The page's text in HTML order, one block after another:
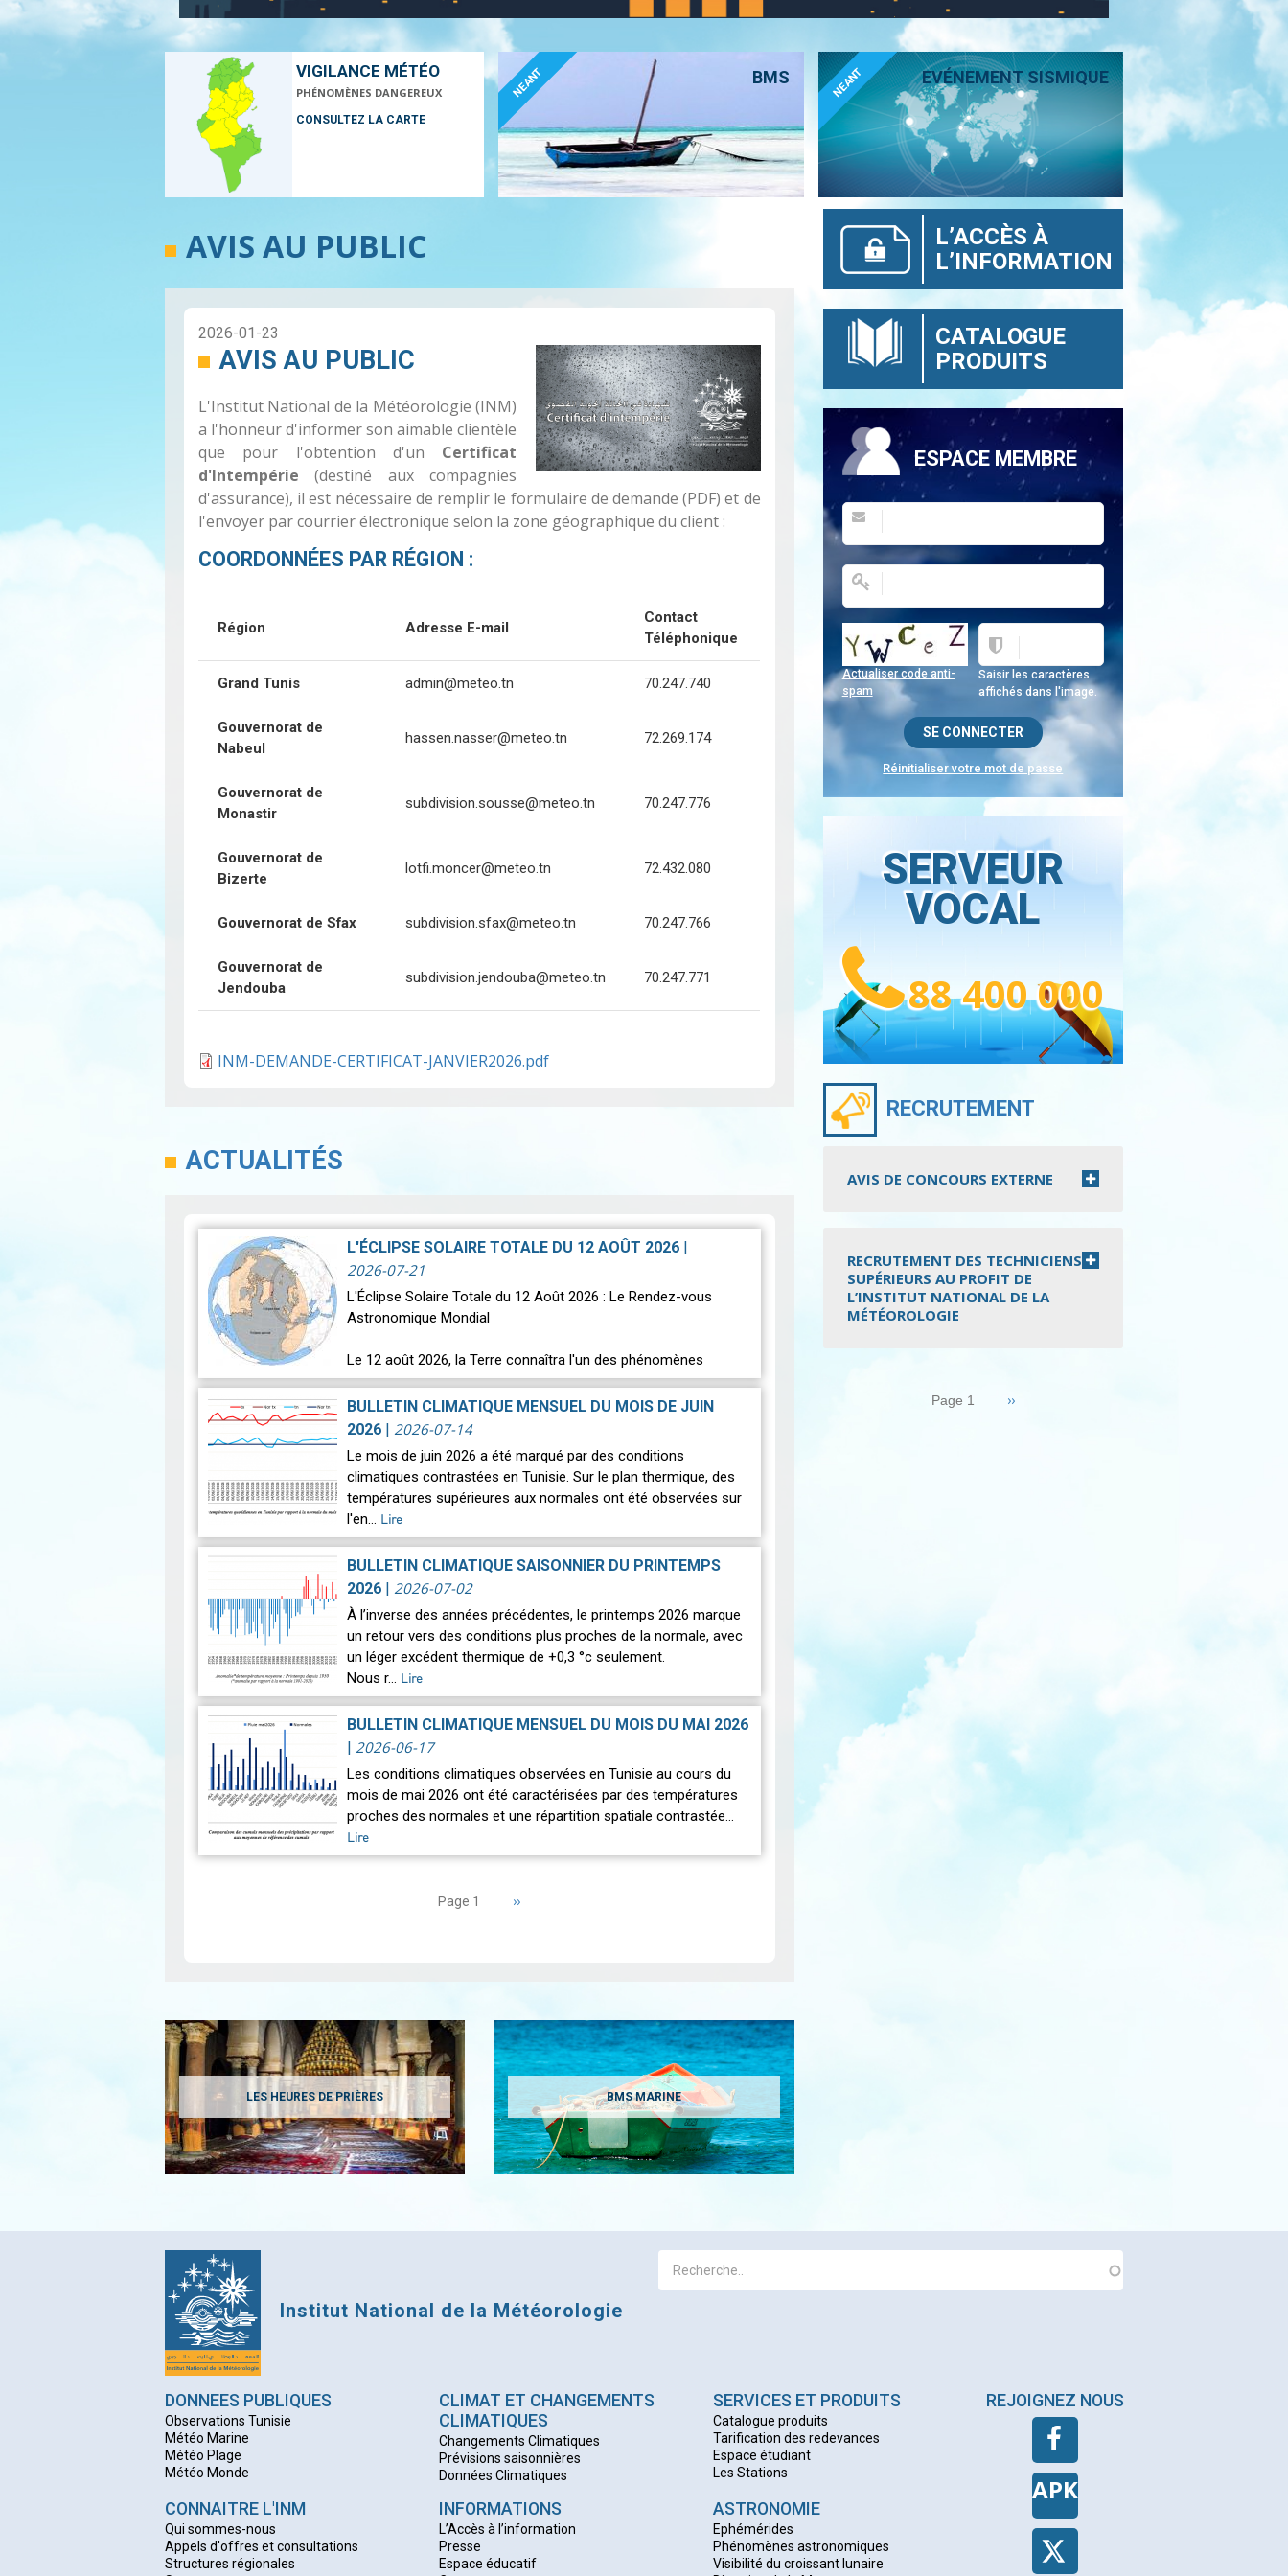
VIGILANCE MÉTÉO
PHÉNOMÈNES DANGEREUX
CONSULTEZ LA CARTE
BMS
NEANT EVÉNEMENT SISMIQUE
NEANT
AVIS AU PUBLIC
2026-01-23
AVIS AU PUBLIC
L'Institut National de la Météorologie (INM)
a l'honneur d'informer son aimable clientèle
que pour l'obtention d'un Certificat
d'Intempérie (destiné aux compagnies
d'assurance), il est nécessaire de remplir le formulaire de demande (PDF) et de
l'envoyer par courrier électronique selon la zone géographique du client :
COORDONNÉES PAR RÉGION :
Région Adresse E-mail
Contact
Téléphonique
Grand Tunis admin@meteo.tn 70.247.740
Gouvernorat de
Nabeul
hassen.nasser@meteo.tn 72.269.174
Gouvernorat de
Monastir
subdivision.sousse@meteo.tn 70.247.776
Gouvernorat de
Bizerte
lotfi.moncer@meteo.tn 72.432.080
Gouvernorat de Sfax subdivision.sfax@meteo.tn 70.247.766
Gouvernorat de
Jendouba
subdivision.jendouba@meteo.tn 70.247.771
INM-DEMANDE-CERTIFICAT-JANVIER2026.pdf
ACTUALITÉS
L'ÉCLIPSE SOLAIRE TOTALE DU 12 AOÛT 2026 |
2026-07-21
L'Éclipse Solaire Totale du 12 Août 2026 : Le Rendez-vous
Astronomique Mondial
Le 12 août 2026, la Terre connaîtra l'un des phénomènes
astronomiques les plus spectaculaires : une…Lire
BULLETIN CLIMATIQUE MENSUEL DU MOIS DE JUIN
2026 | 2026-07-14
Le mois de juin 2026 a été marqué par des conditions
climatiques contrastées en Tunisie. Sur le plan thermique, des
températures supérieures aux normales ont été observées sur
l'en… Lire
BULLETIN CLIMATIQUE SAISONNIER DU PRINTEMPS
2026 | 2026-07-02
À l’inverse des années précédentes, le printemps 2026 marque
un retour vers des conditions plus proches de la normale, avec
un léger excédent thermique de +0,3 °c seulement.
Nous r… Lire
BULLETIN CLIMATIQUE MENSUEL DU MOIS DU MAI 2026
| 2026-06-17
Les conditions climatiques observées en Tunisie au cours du
mois de mai 2026 ont été caractérisées par des températures
proches des normales et une répartition spatiale contrastée…
Lire
Page 1 Page
››
LES HEURES DE PRIÈRES BMS MARINE
L’ACCÈS À
L’INFORMATION
CATALOGUE
PRODUITS
ESPACE MEMBRE
Saisir les caractères
affichés dans l'image.
Actualiser code anti-
spam
Réinitialiser votre mot de passe
SERVEUR
VOCAL
88 400 000
RECRUTEMENT
AVIS DE CONCOURS EXTERNE
RECRUTEMENT DES TECHNICIENS
SUPÉRIEURS AU PROFIT DE
L’INSTITUT NATIONAL DE LA
MÉTÉOROLOGIE
Page 1 Page
››
Institut National de la Météorologie
DONNEES PUBLIQUES
Observations Tunisie
Météo Marine
Météo Plage
Météo Monde
CLIMAT ET CHANGEMENTS
CLIMATIQUES
Changements Climatiques
Prévisions saisonnières
Données Climatiques
SERVICES ET PRODUITS
Catalogue produits
Tarification des redevances
Espace étudiant
Les Stations
CONNAITRE L'INM
Qui sommes-nous
Appels d'offres et consultations
Structures régionales
INFORMATIONS
L’Accès à l’information
Presse
Espace éducatif
ASTRONOMIE
Ephémérides
Phénomènes astronomiques
Visibilité du croissant lunaire
REJOIGNEZ NOUS
APK